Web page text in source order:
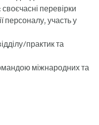
перевірки
персоналу, участь у
практик та
міжнародних та